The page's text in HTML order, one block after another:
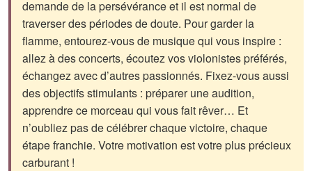
demande de la persévérance et il est normal de
traverser des périodes de doute. Pour garder la
flamme, entourez-vous de musique qui vous inspire :
allez à des concerts, écoutez vos violonistes préférés,
échangez avec d’autres passionnés. Fixez-vous aussi
des objectifs stimulants : préparer une audition,
apprendre ce morceau qui vous fait rêver… Et
n’oubliez pas de célébrer chaque victoire, chaque
étape franchie. Votre motivation est votre plus précieux
carburant !